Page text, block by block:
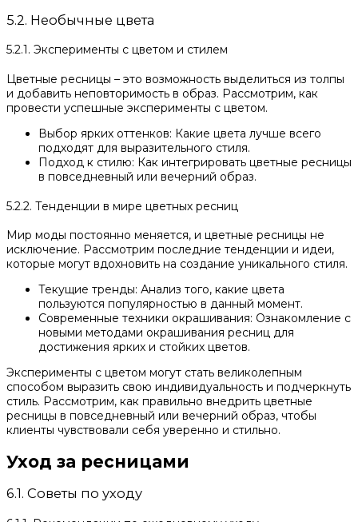
5.2. Необычные цвета
5.2.1. Эксперименты с цветом и стилем
Цветные ресницы – это возможность выделиться из толпы
и добавить неповторимость в образ. Рассмотрим, как
провести успешные эксперименты с цветом.
Выбор ярких оттенков: Какие цвета лучше всего
подходят для выразительного стиля.
Подход к стилю: Как интегрировать цветные ресницы
в повседневный или вечерний образ.
5.2.2. Тенденции в мире цветных ресниц
Мир моды постоянно меняется, и цветные ресницы не
исключение. Рассмотрим последние тенденции и идеи,
которые могут вдохновить на создание уникального стиля.
Текущие тренды: Анализ того, какие цвета
пользуются популярностью в данный момент.
Современные техники окрашивания: Ознакомление с
новыми методами окрашивания ресниц для
достижения ярких и стойких цветов.
Эксперименты с цветом могут стать великолепным
способом выразить свою индивидуальность и подчеркнуть
стиль. Рассмотрим, как правильно внедрить цветные
ресницы в повседневный или вечерний образ, чтобы
клиенты чувствовали себя уверенно и стильно.
Уход за ресницами
6.1. Советы по уходу